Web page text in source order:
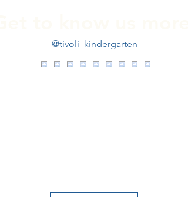
@tivoli_kindergarten